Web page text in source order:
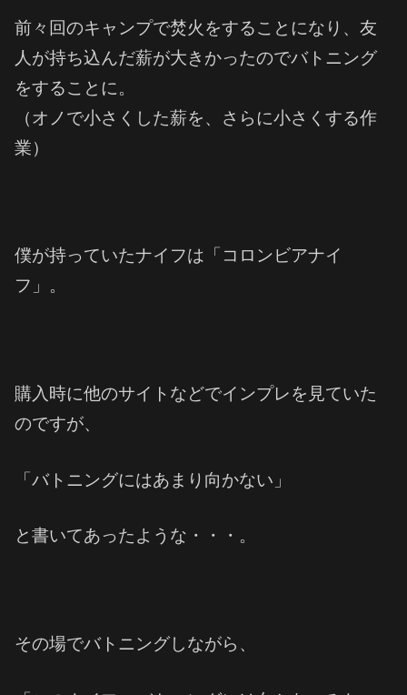
前々回のキャンプで焚火をすることになり、友
人が持ち込んだ薪が大きかったのでバトニング
をすることに。
（オノで小さくした薪を、さらに小さくする作
業）
僕が持っていたナイフは「コロンビアナイ
フ」。
購入時に他のサイトなどでインプレを見ていた
のですが、
「バトニングにはあまり向かない」
と書いてあったような・・・。
その場でバトニングしながら、